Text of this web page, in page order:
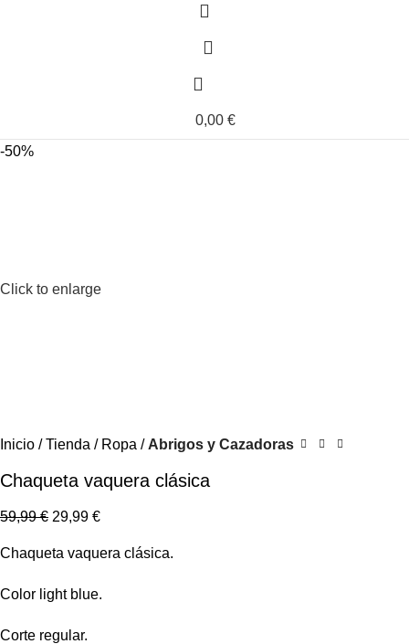
0,00 €
-50%
Click to enlarge
Inicio Tienda Ropa Abrigos y Cazadoras
Chaqueta vaquera clásica
59,99€ 29,99 €
Chaqueta vaquera clásica.
Color light blue.
Corte regular.